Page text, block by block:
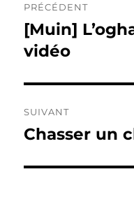
de
l’article
PRÉCÉDENT
Publication
précédente :
[Muin]
vidéo
SUIVANT
Publication
Chasser un